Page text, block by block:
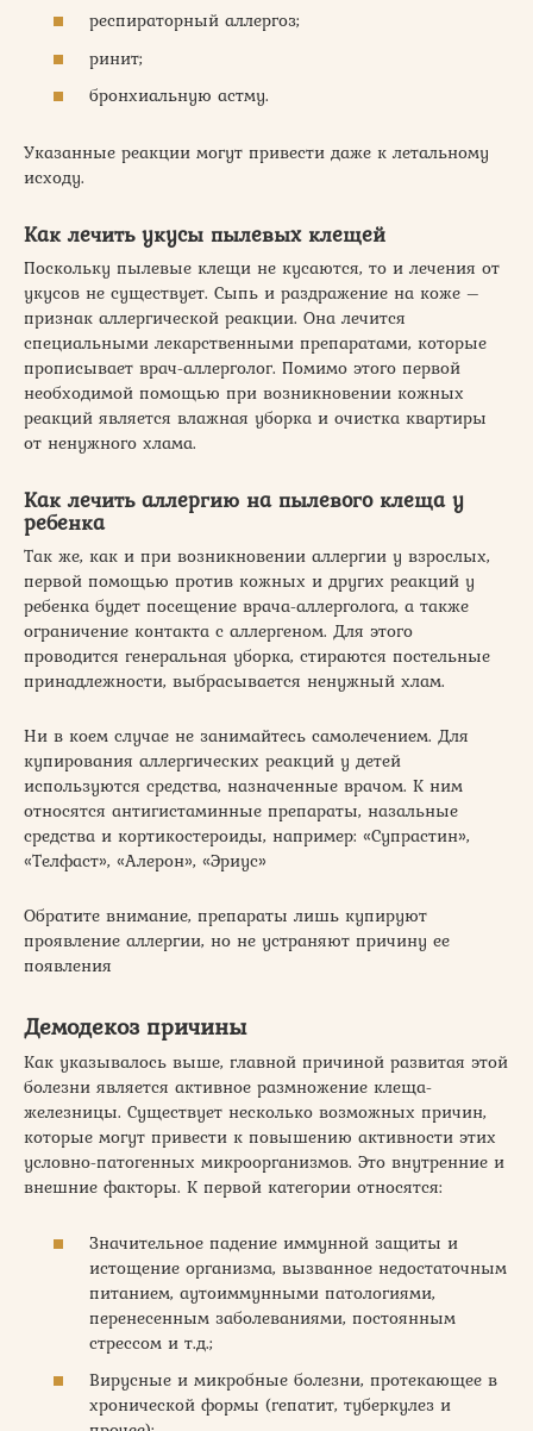
респираторный аллергоз;
ринит;
бронхиальную астму.
Указанные реакции могут привести даже к летальному
исходу.
Как лечить укусы пылевых клещей
Поскольку пылевые клещи не кусаются, то и лечения от
укусов не существует. Сыпь и раздражение на коже –
признак аллергической реакции. Она лечится
специальными лекарственными препаратами, которые
прописывает врач-аллерголог. Помимо этого первой
необходимой помощью при возникновении кожных
реакций является влажная уборка и очистка квартиры
от ненужного хлама.
Как лечить аллергию на пылевого клеща у
ребенка
Так же, как и при возникновении аллергии у взрослых,
первой помощью против кожных и других реакций у
ребенка будет посещение врача-аллерголога, а также
ограничение контакта с аллергеном. Для этого
проводится генеральная уборка, стираются постельные
принадлежности, выбрасывается ненужный хлам.
Ни в коем случае не занимайтесь самолечением. Для
купирования аллергических реакций у детей
используются средства, назначенные врачом. К ним
относятся антигистаминные препараты, назальные
средства и кортикостероиды, например: «Супрастин»,
«Телфаст», «Алерон», «Эриус»
Обратите внимание, препараты лишь купируют
проявление аллергии, но не устраняют причину ее
появления
Демодекоз причины
Как указывалось выше, главной причиной развитая этой
болезни является активное размножение клеща-
железницы. Существует несколько возможных причин,
которые могут привести к повышению активности этих
условно-патогенных микроорганизмов. Это внутренние и
внешние факторы. К первой категории относятся:
Значительное падение иммунной защиты и
истощение организма, вызванное недостаточным
питанием, аутоиммунными патологиями,
перенесенным заболеваниями, постоянным
стрессом и т.д.;
Вирусные и микробные болезни, протекающее в
хронической формы (гепатит, туберкулез и